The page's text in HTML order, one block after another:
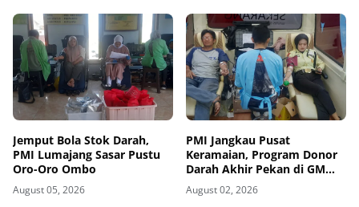
Jemput Bola Stok Darah,
PMI Lumajang Sasar Pustu
Oro-Oro Ombo
August 05, 2026
PMI Jangkau Pusat
Keramaian, Program Donor
Darah Akhir Pekan di GM
Plaza Lumajang Disambut
Antusias
August 02, 2026